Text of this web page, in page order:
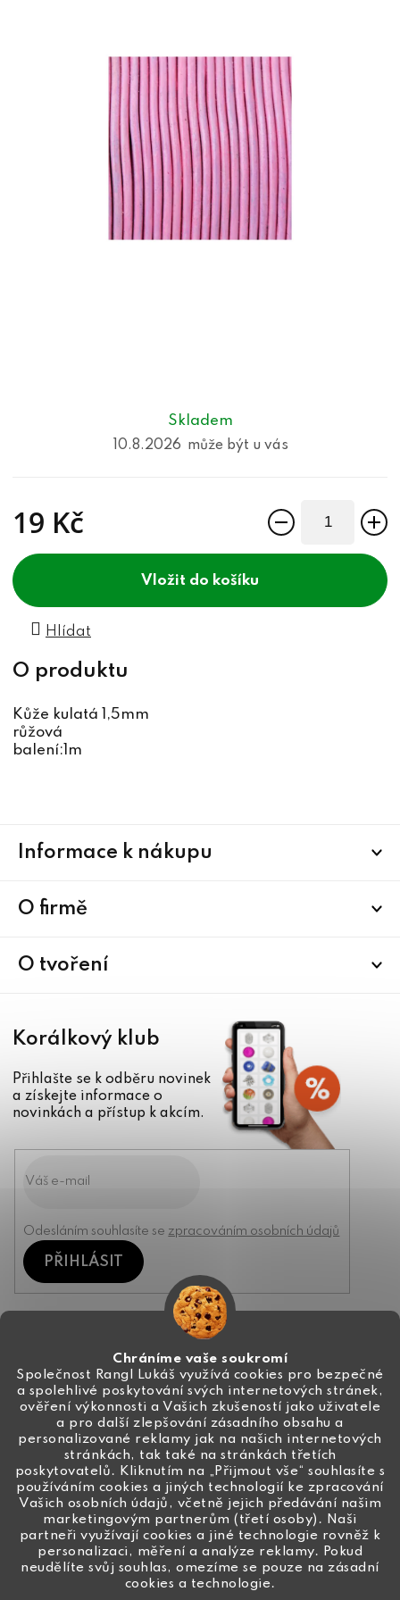
Chráníme vaše soukromí
Společnost Rangl Lukáš využívá cookies pro bezpečné
a spolehlivé poskytování svých internetových stránek,
ověření výkonnosti a Vašich zkušeností jako uživatele
a pro další zlepšování zásadního obsahu a
personalizované reklamy jak na našich internetových
stránkách, tak také na stránkách třetích
poskytovatelů. Kliknutím na „Přijmout vše“ souhlasíte s
používáním cookies a jiných technologií ke zpracování
Vašich osobních údajů, včetně jejich předávání našim
marketingovým partnerům (třetí osoby). Naši
partneři využívají cookies a jiné technologie rovněž k
personalizaci, měření a analýze reklamy. Pokud
neudělíte svůj souhlas, omezíme se pouze na zásadní
cookies a technologie.
Skladem
10.8.2026
19 Kč
do košíku
Hlídat
Kůže kulatá 1,5mm
růžová
balení:1m
Informace k nákupu
O firmě
O tvoření
Korálkový klub
Přihlašte se k odběru novinek
a získejte informace o
novinkách a přístup k akcím.
Odesláním souhlasíte se zpracováním osobních údajů
PŘIHLÁSIT
info@ceske-koralky.cz
+420 774 444 191